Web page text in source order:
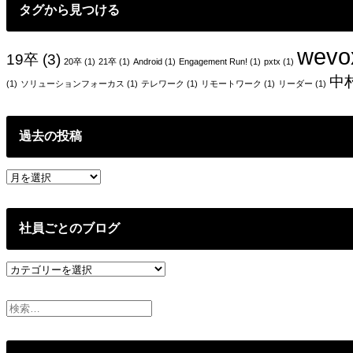
タグから見つける
19卒 (3) 20卒 (1) 21卒 (1) Android (1) Engagement Run! (1) pxtx (1)
(1) ソリューションフォーカス (1) テレワーク (1) リモートワーク (1) リーダー (1) 中
過去の投稿
過
の
社員ごとのブログ
社
ご
と